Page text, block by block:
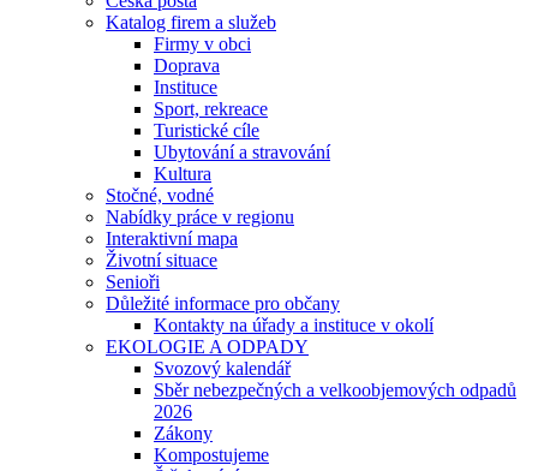
Katalog firem a služeb
Firmy v obci
Doprava
Instituce
Sport, rekreace
Turistické cíle
Ubytování a stravování
Kultura
Stočné, vodné
Nabídky práce v regionu
Interaktivní mapa
Životní situace
Senioři
Důležité informace pro občany
Kontakty na úřady a instituce v okolí
EKOLOGIE A ODPADY
Svozový kalendář
Sběr nebezpečných a velkoobjemových odpadů
2026
Zákony
Kompostujeme